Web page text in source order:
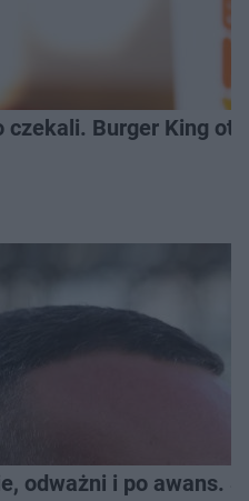
czekali. Burger King
odważni i po awans.